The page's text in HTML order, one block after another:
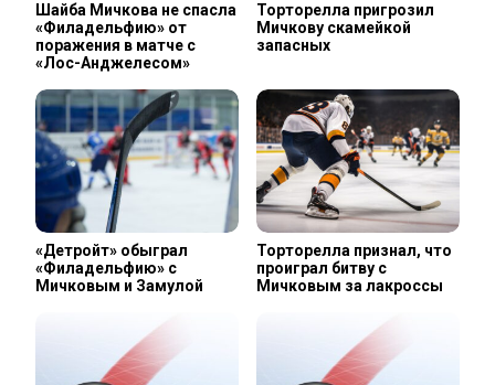
Шайба Мичкова не спасла
«Филадельфию» от
поражения в матче с
«Лос-Анджелесом»
Торторелла пригрозил
Мичкову скамейкой
запасных
«Детройт» обыграл
«Филадельфию» с
Мичковым и Замулой
Торторелла признал, что
проиграл битву с
Мичковым за лакроссы